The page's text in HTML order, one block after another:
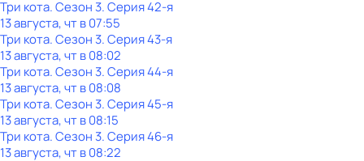
Три кота. Сезон 3. Серия 42-я
13 августа, чт в 07:55
Три кота. Сезон 3. Серия 43-я
13 августа, чт в 08:02
Три кота. Сезон 3. Серия 44-я
13 августа, чт в 08:08
Три кота. Сезон 3. Серия 45-я
13 августа, чт в 08:15
Три кота. Сезон 3. Серия 46-я
13 августа, чт в 08:22